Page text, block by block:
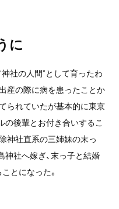
に
社の人間”として育ったわ
産の際に病を患ったことか
られていたが基本的に東京
の後輩とお付き合いするこ
神社直系の三姉妹の末っ
神社へ嫁ぎ、末っ子と結婚
とになった。